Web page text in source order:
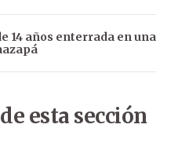
14 años enterrada en una
esta sección